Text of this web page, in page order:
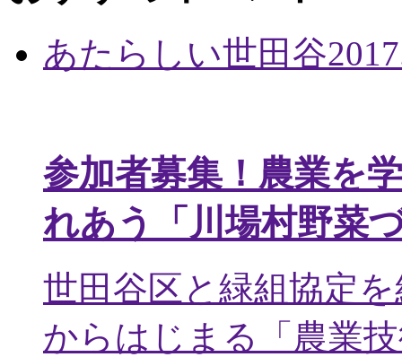
あたらしい世田谷
参加者募集！農業を
れあう「川場村野菜
世田谷区と緑組協定
からはじまる「農業